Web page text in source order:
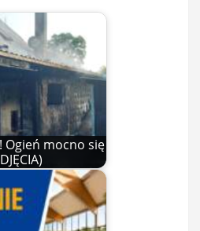
mocno się